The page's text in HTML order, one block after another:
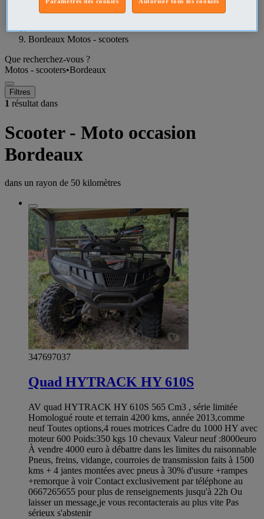
Bordeaux Motos - scooters
Que recherchez-vous ?
Motos - scooters•Bordeaux
Filtres
1 résultat dans
Scooter - Moto occasion
Bordeaux
dans un rayon de 50 kilomètres
347697037
Quad HYTRACK HY 610S
AV quad HYTRACK HY 610S 565 Cm3 , série limitée
Homologué route et terrain 4200 kms, année 2013,comme
neuf Toutes options,4 roues motrices Cadre du 1000 HY avec
moteur 600 Poids:350 kgs 10 chevaux Valeur neuf :8000euro
À vendre 4000 euro à débattre dans les limites du raisonnable
Pneus, freins, vidange, courroies de transmission faits à 1500
kms + 4 jantes montées avec pneus à 30% d'usure +rampes
+remorque à voir Contact exclusivement par téléphone au
0667265655 pour plus de renseignements jusqu'à 22h Ou
laisser un message,je vous recontacterais au plus vite Pas
sérieux s'abstenir